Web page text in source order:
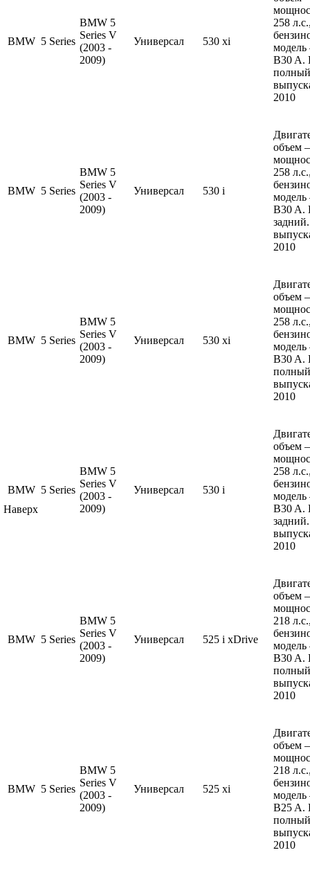
BMW 5 Series
BMW 5
Series V
(2003 -
2009)
Универсал 530 xi
258
B30 A.
2010
BMW 5 Series
BMW 5
Series V
(2003 -
2009)
Универсал 530 i
объем
258
B30 A.
2010
BMW 5 Series
BMW 5
Series V
(2003 -
2009)
Универсал 530 xi
объем
258
B30 A.
2010
BMW 5 Series
BMW 5
Series V
(2003 -
2009)
Универсал 530 i
объем
258
B30 A.
2010
BMW 5 Series
BMW 5
Series V
(2003 -
2009)
Универсал 525 i xDrive
объем
218
B30 A.
2010
BMW 5 Series
BMW 5
Series V
(2003 -
2009)
Универсал 525 xi
объем
218
B25 A.
2010
Наверх